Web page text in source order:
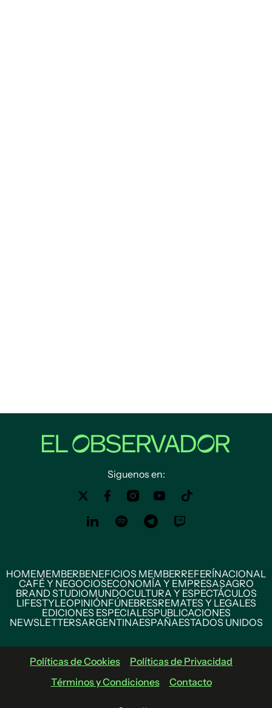
Siguenos en:
HOMEMEMBERBENEFICIOS MEMBERREFERÍNACIONAL
CAFÉ Y NEGOCIOSECONOMÍA Y EMPRESASAGRO
BRAND STUDIOMUNDOCULTURA Y ESPECTÁCULOS
LIFESTYLEOPINIÓNFÚNEBRESREMATES Y LEGALES
EDICIONES ESPECIALESPUBLICACIONES
NEWSLETTERSARGENTINAESPAÑAESTADOS UNIDOS
Políticas de Cookies
Políticas de Privacidad
Términos y Condiciones
Contacto